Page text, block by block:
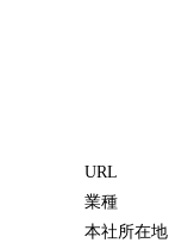
URL
業種
本社所在地